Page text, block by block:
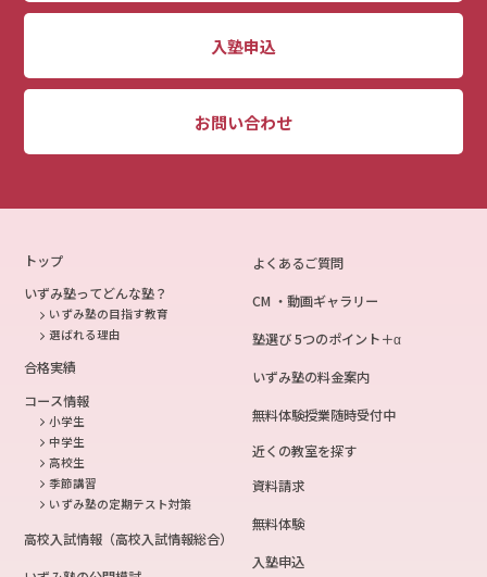
入塾申込
お問い合わせ
トップ
いずみ塾ってどんな塾？
いずみ塾の目指す教育
選ばれる理由
合格実績
コース情報
小学生
中学生
高校生
季節講習
いずみ塾の定期テスト対策
高校入試情報（高校入試情報総合）
よくあるご質問
CM ・動画ギャラリー
塾選び 5つのポイント＋α
いずみ塾の料金案内
無料体験授業随時受付中
近くの教室を探す
資料請求
無料体験
入塾申込